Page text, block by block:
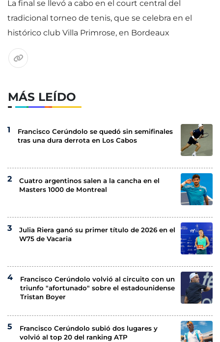
La final se llevó a cabo en el court central del
tradicional torneo de tenis, que se celebra en el
histórico club Villa Primrose, en Bordeaux
MÁS LEÍDO
Francisco Cerúndolo se quedó sin semifinales
tras una dura derrota en Los Cabos
Cuatro argentinos salen a la cancha en el
Masters 1000 de Montreal
Julia Riera ganó su primer título de 2026 en el
W75 de Vacaria
Francisco Cerúndolo volvió al circuito con un
triunfo "afortunado" sobre el estadounidense
Tristan Boyer
Francisco Cerúndolo subió dos lugares y
volvió al top 20 del ranking ATP